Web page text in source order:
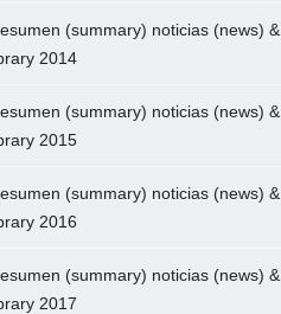
(summary) noticias (news) &
2014
(summary) noticias (news) &
2015
(summary) noticias (news) &
2016
(summary) noticias (news) &
2017